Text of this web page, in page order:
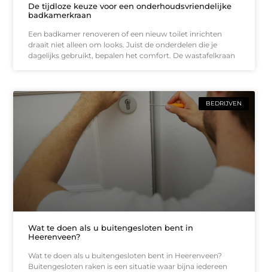
De tijdloze keuze voor een onderhoudsvriendelijke
badkamerkraan
Een badkamer renoveren of een nieuw toilet inrichten
draait niet alleen om looks. Juist de onderdelen die je
dagelijks gebruikt, bepalen het comfort. De wastafelkraan
BEDRIJVEN
Wat te doen als u buitengesloten bent in
Heerenveen?
Wat te doen als u buitengesloten bent in Heerenveen?
Buitengesloten raken is een situatie waar bijna iedereen